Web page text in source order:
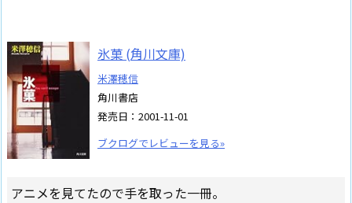
氷菓 (角川文庫)
米澤穂信
角川書店
発売日：2001-11-01
ブクログでレビューを見る»
アニメを見てたので手を取った一冊。